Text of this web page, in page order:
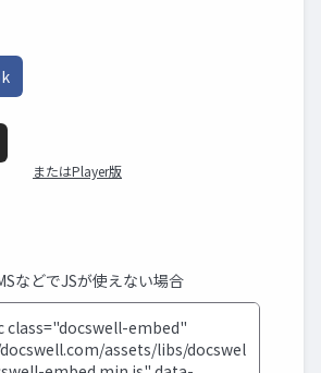
またはPlayer版
などでJSが使えない場合